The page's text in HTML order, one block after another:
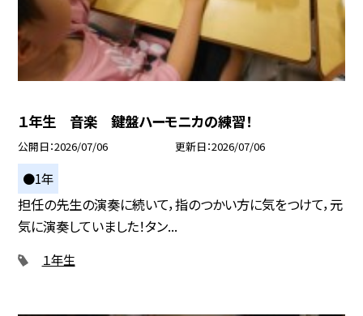
１年生 音楽 鍵盤ハーモニカの練習！
公開日 2026/07/06 更新日 2026/07/06
●1年
担任の先生の演奏に続いて，指のつかい方に気をつけて，元
気に演奏していました！タン...
１年生